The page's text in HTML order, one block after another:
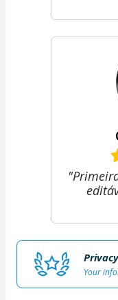
Privacy
Your